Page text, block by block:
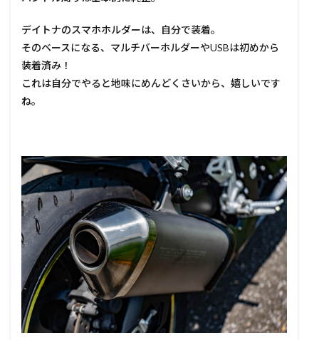
デイトナのスマホホルダーは、自分で装着。
そのベースになる、マルチバーホルダーやUSBは初めから
装着済み！
これは自分でやると地味にめんどくさいから、嬉しいです
ね。